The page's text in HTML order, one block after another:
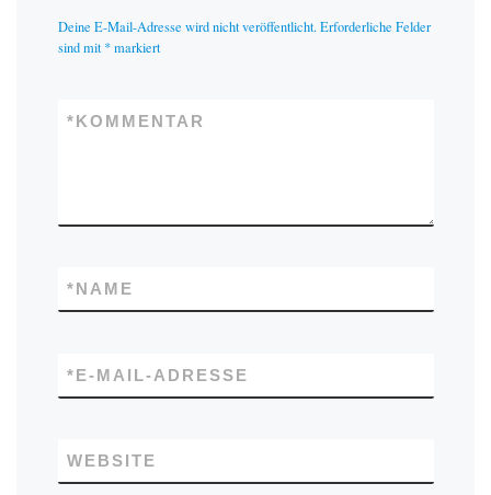
Deine E-Mail-Adresse wird nicht veröffentlicht. Erforderliche Felder
sind mit*markiert
KOMMENTAR
*
NAME
*
E-MAIL-ADRESSE
*
WEBSITE